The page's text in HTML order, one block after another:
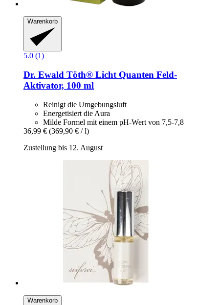
Warenkorb
5.0 (1)
Dr. Ewald Töth® Licht Quanten Feld-​
Aktivator, 100 ml
Reinigt die Umgebungsluft
Energetisiert die Aura
Milde Formel mit einem pH-Wert von 7,5-7,8
36,99 € (369,90 € / l)
Zustellung bis 12. August
Warenkorb